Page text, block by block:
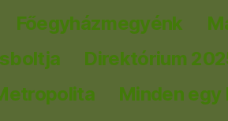
Főegyházmegyénk
Direktórium
Minden egy